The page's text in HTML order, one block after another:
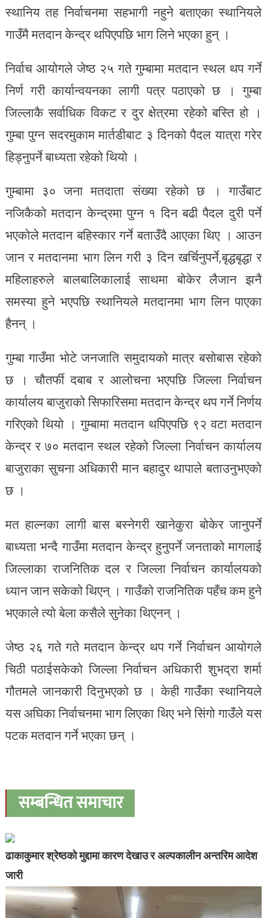
स्थानिय तह निर्वाचनमा सहभागी नहुने बताएका स्थानियले
गाउँमै मतदान केन्द्र थपिएपछि भाग लिने भएका हुन् ।
निर्वाच आयोगले जेष्ठ २५ गते गुम्बामा मतदान स्थल थप गर्ने
निर्ण गरी कार्यान्वयनका लागी पत्र पठाएको छ । गुम्बा
जिल्लाकै सर्वाधिक विकट र दुर क्षेत्रमा रहेको बस्ति हो ।
गुम्बा पुग्न सदरमुकाम मार्तडीबाट ३ दिनको पैदल यात्रा गरेर
हिड्नुपर्ने बाध्यता रहेको थियो ।
गुम्बामा ३० जना मतदाता संख्या रहेको छ । गाउँबाट
नजिकैको मतदान केन्द्रमा पुग्न १ दिन बढी पैदल दुरी पर्ने
भएकोले मतदान बहिस्कार गर्ने बताउँदै आएका थिए । आउन
जान र मतदानमा भाग लिन गरी ३ दिन खर्चिनुपर्ने,बृद्धबृद्धा र
महिलाहरुले बालबालिकालाई साथमा बोकेर लैजान झनै
समस्या हुने भएपछि स्थानियले मतदानमा भाग लिन पाएका
हैनन् ।
गुम्बा गाउँमा भोटे जनजाति समुदायको मात्र बसोबास रहेको
छ । चौतर्फी दबाब र आलोचना भएपछि जिल्ला निर्वाचन
कार्यालय बाजुराको सिफारिसमा मतदान केन्द्र थप गर्ने निर्णय
गरिएको थियो । गुम्बामा मतदान थपिएपछि ९२ वटा मतदान
केन्द्र र ७० मतदान स्थल रहेको जिल्ला निर्वाचन कार्यालय
बाजुराका सुचना अधिकारी मान बहादुर थापाले बताउनुभएको
छ ।
मत हाल्नका लागी बास बस्नेगरी खानेकुरा बोकेर जानुपर्ने
बाध्यता भन्दै गाउँमा मतदान केन्द्र हुनुपर्ने जनताको मागलाई
जिल्लाका राजनितिक दल र जिल्ला निर्वाचन कार्यालयको
ध्यान जान सकेको थिएन् । गाउँको राजनितिक पहँच कम हुने
भएकाले त्यो बेला कसैले सुनेका थिएनन् ।
जेष्ठ २६ गते गते मतदान केन्द्र थप गर्ने निर्वाचन आयोगले
चिठी पठाईसकेको जिल्ला निर्वाचन अधिकारी शुभद्रा शर्मा
गौतमले जानकारी दिनुभएको छ । केही गाउँका स्थानियले
यस अघिका निर्वाचनमा भाग लिएका थिए भने सिंगो गाउँले यस
पटक मतदान गर्ने भएका छन् ।
सम्बन्धित समाचार
ढाकाकुमार श्रेष्ठको मुद्दामा कारण देखाउ र अल्पकालीन अन्तरिम आदेश
जारी